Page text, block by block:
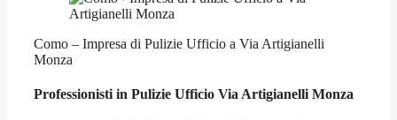
Como – Impresa di Pulizie Ufficio a Via Artigianelli
Monza
Professionisti in Pulizie Ufficio Via Artigianelli Monza